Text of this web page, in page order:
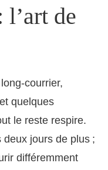
l’art de
courrier,
quelques
le reste respire.
jours de plus ;
différemment